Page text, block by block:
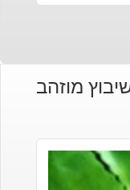
מוזהב